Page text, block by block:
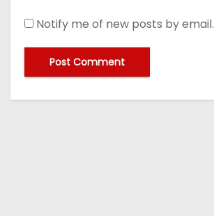
Notify me of new posts by email.